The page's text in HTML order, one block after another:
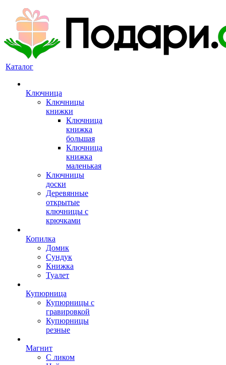
Каталог
Ключница
Ключницы
книжки
Ключница
книжка
большая
Ключница
книжка
маленькая
Ключницы
доски
Деревянные
открытые
ключницы с
крючками
Копилка
Домик
Сундук
Книжка
Туалет
Купюрница
Купюрницы с
гравировкой
Купюрницы
резные
Магнит
С ликом